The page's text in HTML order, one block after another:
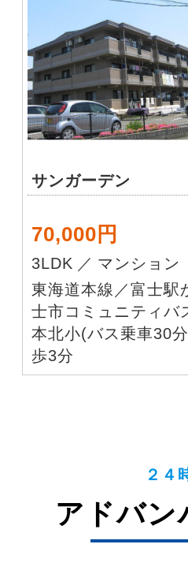
サンガーデン
70,000円
3LDK ／ マンション
東海道本線／富士駅
士市コミュニティバ
本北小(バス乗車30
歩3分
２４
アドバン